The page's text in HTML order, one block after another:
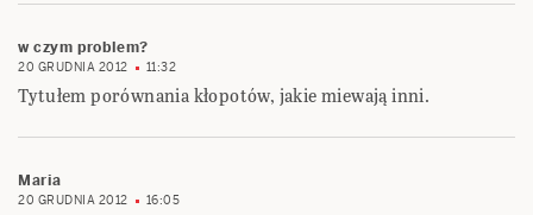
w czym problem?
20 GRUDNIA 2012 11:32
Tytułem porównania kłopotów, jakie miewają inni.
Maria
20 GRUDNIA 2012 16:05